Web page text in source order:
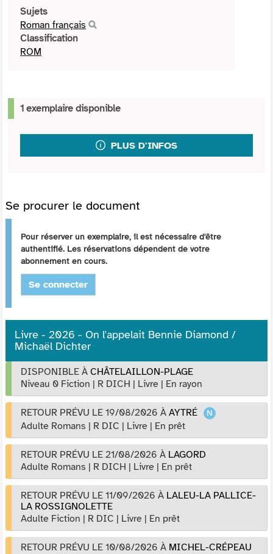
Sujets
Roman français
Classification
ROM
1 exemplaire disponible
PLUS D'INFOS
Se procurer le document
Pour réserver un exemplaire, il est nécessaire d'être
authentifié. Les réservations dépendent de votre
abonnement en cours.
Se connecter
Livre - 2026 - On l'appelait Bennie Diamond /
Michaël Dichter
DISPONIBLE À CHÂTELAILLON-PLAGE
Niveau 0 Fiction | R DICH | Livre | En rayon
RETOUR PRÉVU LE 19/08/2026 À AYTRÉ
Adulte Romans | R DIC | Livre | En prêt
RETOUR PRÉVU LE 21/08/2026 À LAGORD
Adulte Romans | R DICH | Livre | En prêt
RETOUR PRÉVU LE 11/09/2026 À LALEU-LA PALLICE-
LA ROSSIGNOLETTE
Adulte Fiction | R DIC | Livre | En prêt
RETOUR PRÉVU LE 10/08/2026 À MICHEL-CRÉPEAU